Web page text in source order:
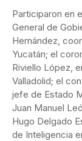
Participaron en
General de
Hernández,
Yucatán; el
Riviello López,
Valladolid; el
jefe de Estado
Juan Manuel
Hugo Delgado
de Inteligencia